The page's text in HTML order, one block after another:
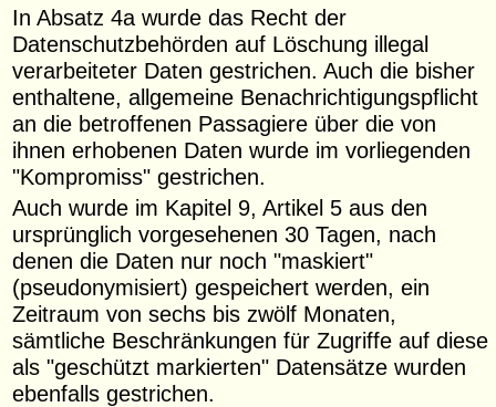
In Absatz 4a wurde das Recht der
Datenschutzbehörden auf Löschung illegal
verarbeiteter Daten gestrichen. Auch die bisher
enthaltene, allgemeine Benachrichtigungspflicht
an die betroffenen Passagiere über die von
ihnen erhobenen Daten wurde im vorliegenden
"Kompromiss" gestrichen.
Auch wurde im Kapitel 9, Artikel 5 aus den
ursprünglich vorgesehenen 30 Tagen, nach
denen die Daten nur noch "maskiert"
(pseudonymisiert) gespeichert werden, ein
Zeitraum von sechs bis zwölf Monaten,
sämtliche Beschränkungen für Zugriffe auf diese
als "geschützt markierten" Datensätze wurden
ebenfalls gestrichen.